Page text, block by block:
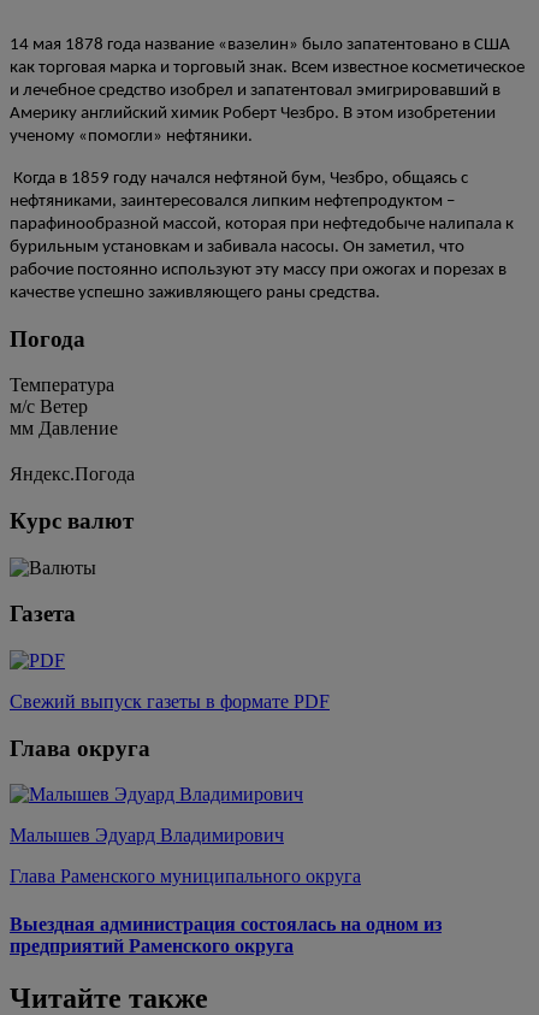
14 мая 1878 года название « вазелин » было запатентовано в США
как торговая марка и торговый знак. Всем известное косметическое
и лечебное средство изобрел и запатентовал эмигрировавший в
Америку английский химик Роберт Чезбро. В этом изобретении
ученому « помогли » нефтяники.
Когда в 1859 году начался нефтяной бум, Чезбро, общаясь с
нефтяниками, заинтересовался липким нефтепродуктом –
парафинообразной массой, которая при нефтедобыче налипала к
бурильным установкам и забивала насосы. Он заметил, что
рабочие постоянно используют эту массу при ожогах и порезах в
качестве успешно заживляющего раны средства.
Погода
Температура
м/c Ветер
мм Давление
Яндекс.Погода
Курс валют
Газета
Свежий выпуск газеты в формате PDF
Глава округа
Малышев Эдуард Владимирович
Глава Раменского муниципального округа
Выездная администрация состоялась на одном из
предприятий Раменского округа
Читайте также